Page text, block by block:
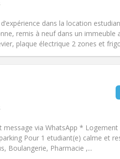
dans la location
remis à neuf dans un immeuble
plaque électrique 2 zones et
Other
Atmosphere:
message via WhatsApp *
Pour 1 etudiant(e) calme et
Boulangerie, Pharmacie ,...
Other
Atmosphere: